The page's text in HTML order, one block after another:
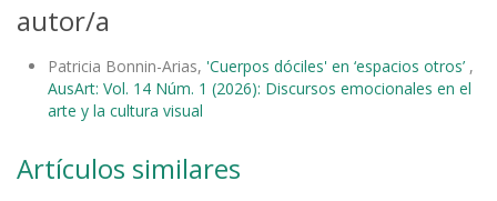
autor/a
Patricia Bonnin-Arias, 'Cuerpos dóciles' en ‘espacios otros’ ,
AusArt: Vol. 14 Núm. 1 (2026): Discursos emocionales en el
arte y la cultura visual
Artículos similares